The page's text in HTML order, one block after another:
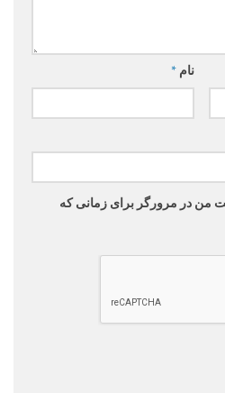
نام *
من در مرورگر برای زمانی که